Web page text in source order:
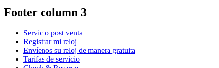
Footer column 3
Servicio post-venta
Registrar mi reloj
Envíenos su reloj de manera gratuita
Tarifas de servicio